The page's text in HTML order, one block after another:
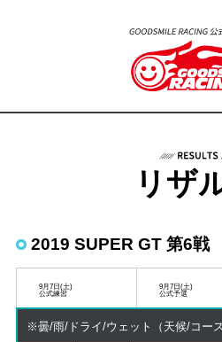
リザ
2019 SUPER GT 第6戦
9月7日(土)
公式練習
9月7日(土)
公式予選
※曇/雨/ドライ/ウェット（天候/コース